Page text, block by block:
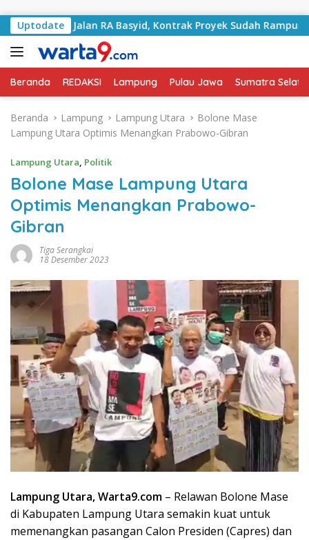
Uptodate
Jalan RA Basyid, Kontrak Proyek Sudah Rampung
Beranda REDAKSI Lampung Pulau Jawa Sumatra
Beranda Lampung Lampung Utara
Bolone Mase
Lampung Utara Optimis Menangkan Prabowo-Gibran
Lampung Utara, Politik
Bolone Mase Lampung Utara
Optimis Menangkan Prabowo-
Gibran
Tiga Serangkai
18 Desember 2023
Lampung Utara, Warta9.com – Relawan Bolone Mase
di Kabupaten Lampung Utara semakin kuat untuk
memenangkan pasangan Calon Presiden (Capres) dan